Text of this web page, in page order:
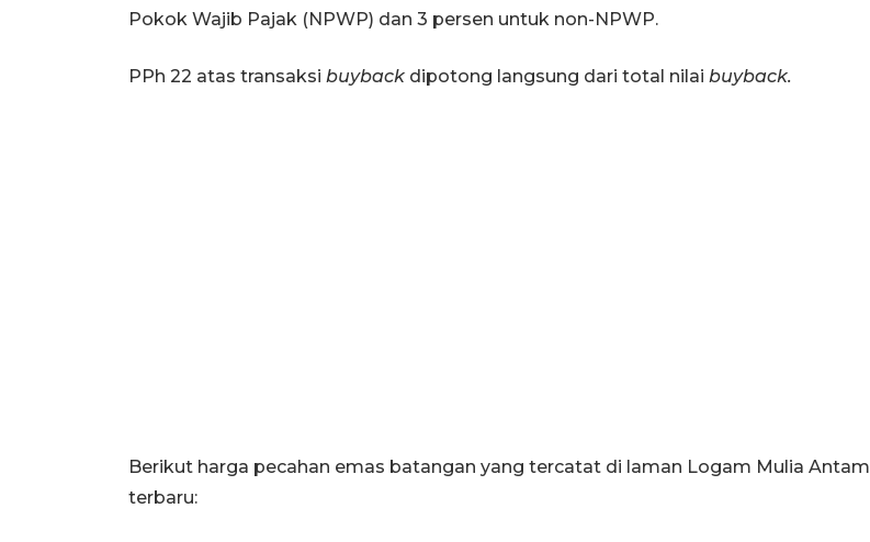
Pokok Wajib Pajak (NPWP) dan 3 persen untuk non-NPWP.
PPh 22 atas transaksi buyback dipotong langsung dari total nilai buyback.
Berikut harga pecahan emas batangan yang tercatat di laman Logam Mulia Antam
terbaru: